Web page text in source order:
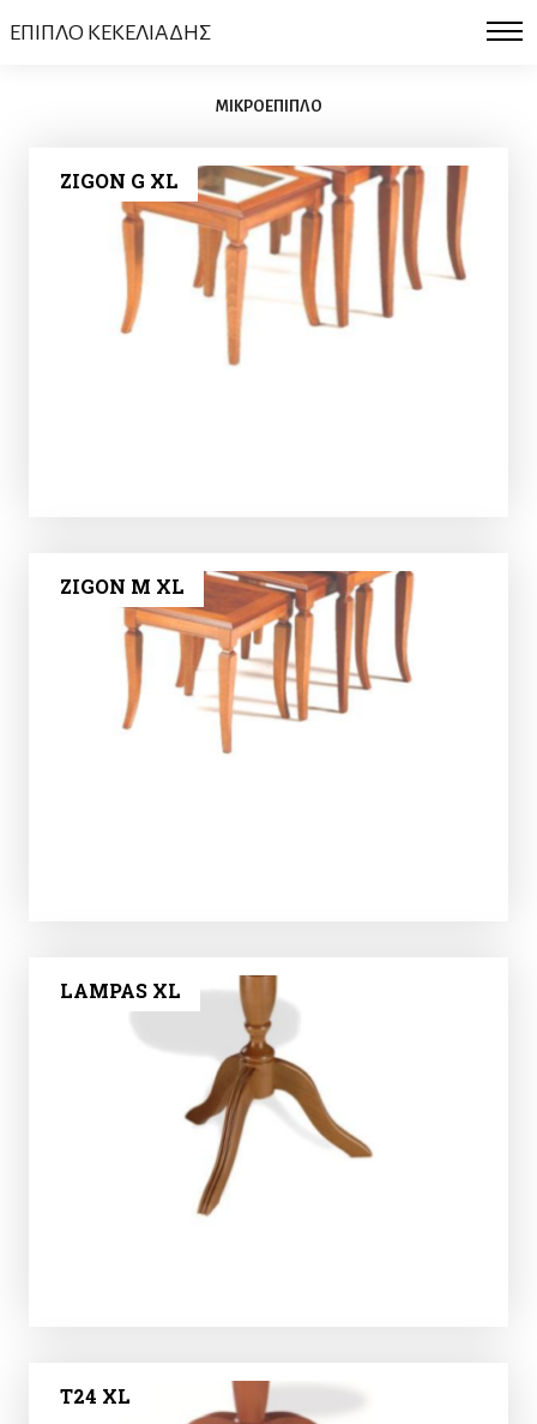
ΕΠΙΠΛΟ ΚΕΚΕΛΙΑΔΗΣ
ΜΙΚΡΟΕΠΙΠΛΟ
ZIGON G XL
ZIGON M XL
LAMPAS XL
T24 XL